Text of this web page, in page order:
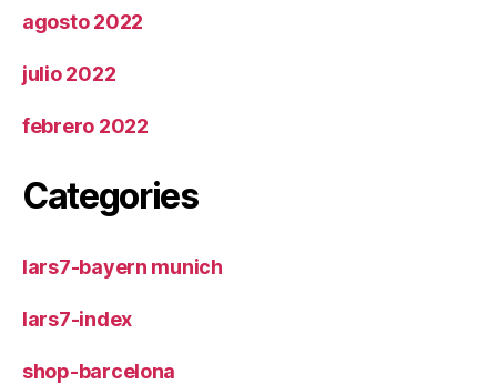
agosto 2022
julio 2022
febrero 2022
Categories
lars7-bayern munich
lars7-index
shop-barcelona